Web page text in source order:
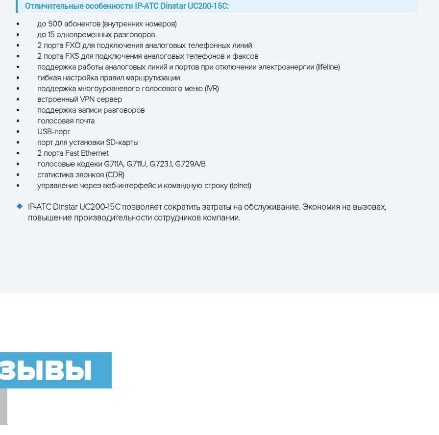
Отличительные особенности IP-ATC Dinstar UC200-15C:
до 500 абонентов (внутренних номеров)
до 15 одновременных разговоров
2 порта FXO для подключения аналоговых телефонных линий
2 порта FXS для подключения аналоговых телефонов и факсов
поддержка работы аналоговых линий и портов при отключении электроэнергии (lifeline)
гибкая настройка правил маршрутизации
поддержка многоуровневого голосового меню (IVR)
встроенный VPN сервер
поддержка записи разговоров
голосовая почта
USB-порт
порт для установки SD-карты
2 порта Fast Ethernet
голосовые кодеки G.711A, G.711U, G.723.1, G.729A/B
статистика звонков (CDR)
управление через веб-интерфейс и командную строку (telnet)
IP-ATC Dinstar UC200-15C позволяет сократить затраты на обслуживание. Экономия на вызовах,
повышение производительности сотрудников компании.
в Youtube >>>